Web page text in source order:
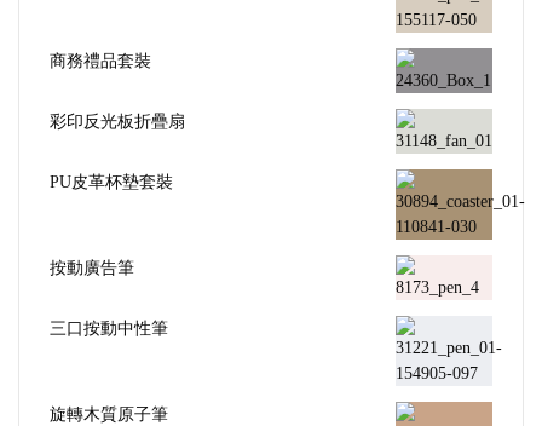
商務禮品套裝
彩印反光板折疊扇
PU皮革杯墊套裝
按動廣告筆
三口按動中性筆
旋轉木質原子筆